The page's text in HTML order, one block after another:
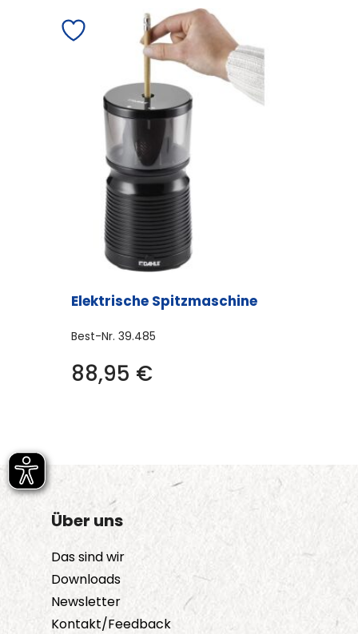
Elektrische Spitzmaschine
Best-Nr. 39.485
88,95 €
Über uns
Das sind wir
Downloads
Newsletter
Kontakt/Feedback